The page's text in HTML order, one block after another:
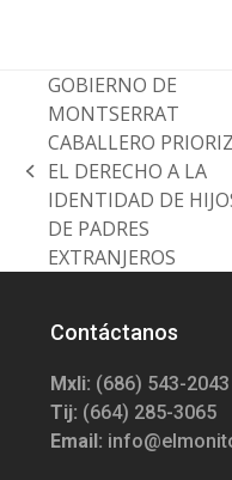
previous
post:
GOBIERNO DE
MONTSERRAT
CABALLERO
EL DERECHO A LA
IDENTIDAD DE
DE PADRES
EXTRANJEROS
Contáctanos
Mxli: (686) 543-2043
Tij: (664) 285-3065
Email: